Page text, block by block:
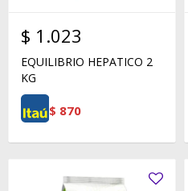
$ 1.023
EQUILIBRIO HEPATICO 2
KG
$ 870